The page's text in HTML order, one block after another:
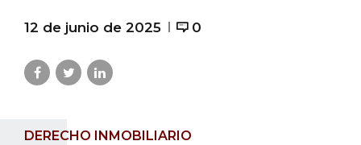
12 de junio de 2025 0
DERECHO INMOBILIARIO